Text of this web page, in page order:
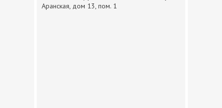
Аранская, дом 13, пом. 1